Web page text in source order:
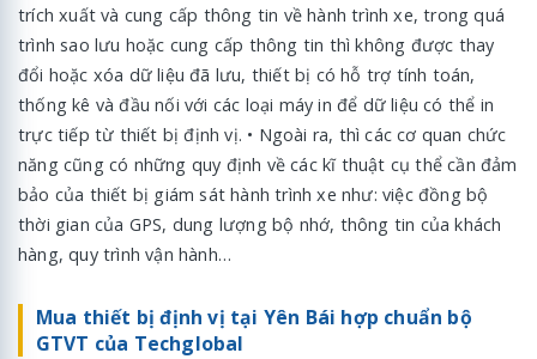
trích xuất và cung cấp thông tin về hành trình xe, trong quá
trình sao lưu hoặc cung cấp thông tin thì không được thay
đổi hoặc xóa dữ liệu đã lưu, thiết bị có hỗ trợ tính toán,
thống kê và đầu nối với các loại máy in để dữ liệu có thể in
trực tiếp từ thiết bị định vị. • Ngoài ra, thì các cơ quan chức
năng cũng có những quy định về các kĩ thuật cụ thể cần đảm
bảo của thiết bị giám sát hành trình xe như: việc đồng bộ
thời gian của GPS, dung lượng bộ nhớ, thông tin của khách
hàng, quy trình vận hành…
Mua thiết bị định vị tại Yên Bái hợp chuẩn bộ
GTVT của Techglobal